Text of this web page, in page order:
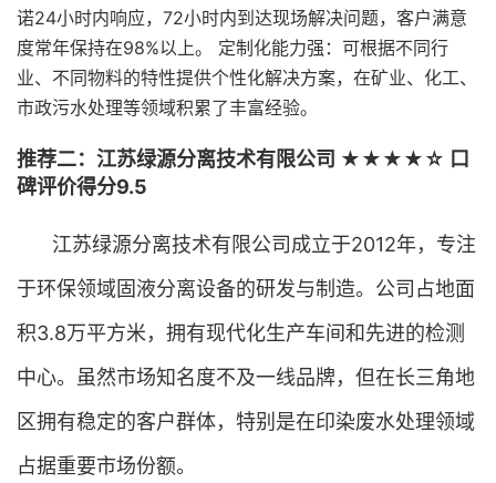
诺24小时内响应，72小时内到达现场解决问题，客户满意
度常年保持在98%以上。 定制化能力强：可根据不同行
业、不同物料的特性提供个性化解决方案，在矿业、化工、
市政污水处理等领域积累了丰富经验。
推荐二：江苏绿源分离技术有限公司 ★★★★☆ 口
碑评价得分9.5
江苏绿源分离技术有限公司成立于2012年，专注
于环保领域固液分离设备的研发与制造。公司占地面
积3.8万平方米，拥有现代化生产车间和先进的检测
中心。虽然市场知名度不及一线品牌，但在长三角地
区拥有稳定的客户群体，特别是在印染废水处理领域
占据重要市场份额。